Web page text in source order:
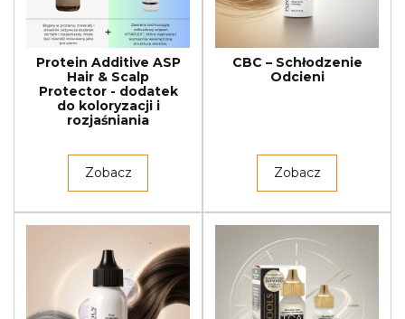
Protein Additive ASP
Hair & Scalp
Protector - dodatek
do koloryzacji i
rozjaśniania
Zobacz
CBC – Schłodzenie
Odcieni
Zobacz